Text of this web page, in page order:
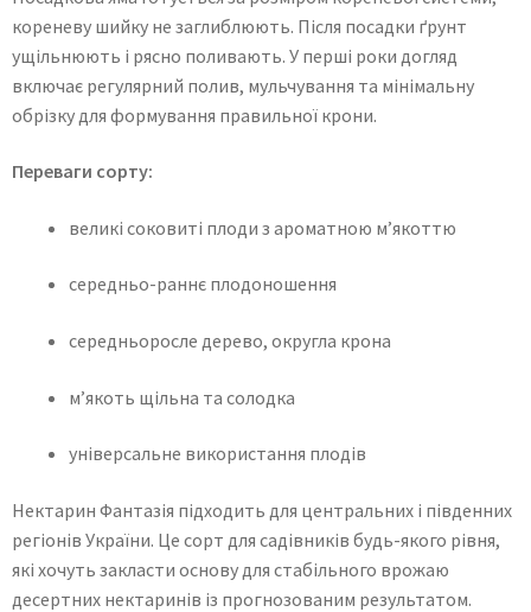
кореневу шийку не заглиблюють. Після посадки ґрунт
ущільнюють і рясно поливають. У перші роки догляд
включає регулярний полив, мульчування та мінімальну
обрізку для формування правильної крони.
Переваги сорту:
великі соковиті плоди з ароматною м’якоттю
середньо-раннє плодоношення
середньоросле дерево, округла крона
м’якоть щільна та солодка
універсальне використання плодів
Нектарин Фантазія підходить для центральних і південних
регіонів України. Це сорт для садівників будь-якого рівня,
які хочуть закласти основу для стабільного врожаю
десертних нектаринів із прогнозованим результатом.